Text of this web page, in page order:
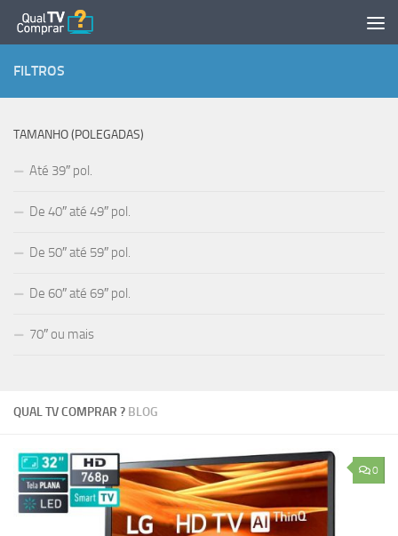
Skip to content
QUAL TV COMPRAR ? BLOG
0
FILTROS
TAMANHO (POLEGADAS)
Até 39″ pol.
De 40″ até 49″ pol.
De 50″ até 59″ pol.
De 60″ até 69″ pol.
70″ ou mais